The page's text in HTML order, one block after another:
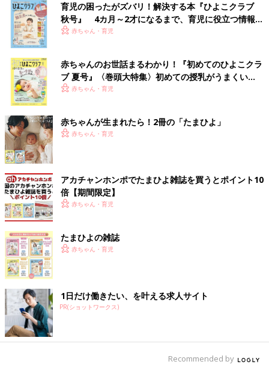
育児の困ったがズバリ！解決する本『ひよこクラブ
秋号』 4カ月～2才になるまで、育児に役立つ情報が
いっぱい！
赤ちゃん・育児
赤ちゃんのお世話まるわかり！『初めてのひよこクラ
ブ 夏号』〈巻頭大特集〉初めての授乳がうまくい
く！ おっぱい・ミルクの基本と夏のトラブル 解決テ
赤ちゃん・育児
赤ちゃんが生まれたら！2冊の「たまひよ」
赤ちゃん・育児
アカチャンホンポでたまひよ雑誌を買うとポイント10
倍【期間限定】
赤ちゃん・育児
たまひよの雑誌
赤ちゃん・育児
1日だけ働きたい、を叶える求人サイト
PR(ショットワークス)
Recommended by